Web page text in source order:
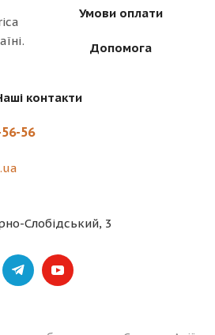
Умови оплати
Допомога
контакти
56
Слобідський, 3